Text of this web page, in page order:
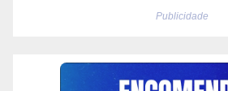
Publicidade